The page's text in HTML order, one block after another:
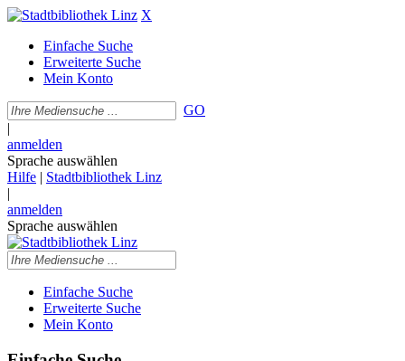
X
Einfache Suche
Erweiterte Suche
Mein Konto
GO
|
anmelden
Sprache auswählen
Hilfe | Stadtbibliothek Linz
|
anmelden
Sprache auswählen
Einfache Suche
Erweiterte Suche
Mein Konto